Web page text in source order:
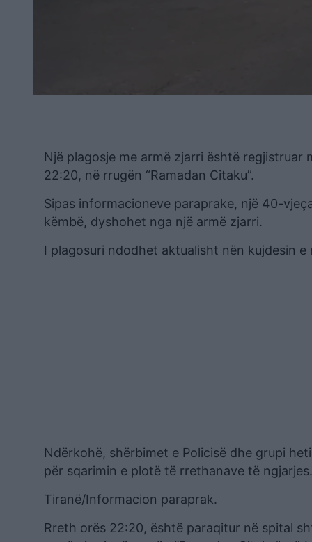
Një plagosje me armë zjarri është
22:20, në rrugën “Ramadan Citaku”.
Sipas informacioneve paraprake, një 40-
këmbë, dyshohet nga një armë zjarri.
I plagosuri ndodhet aktualisht nën kujdesin
Ndërkohë, shërbimet e Policisë dhe grupi
për sqarimin e plotë të rrethanave të ngjarjes.
Tiranë/Informacion paraprak.
Rreth orës 22:20, është paraqitur në spital